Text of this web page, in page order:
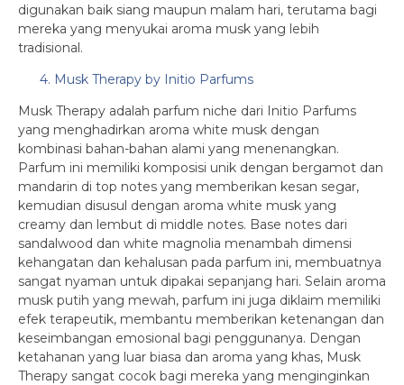
digunakan baik siang maupun malam hari, terutama bagi
mereka yang menyukai aroma musk yang lebih
tradisional.
4. Musk Therapy by Initio Parfums
Musk Therapy adalah parfum niche dari Initio Parfums
yang menghadirkan aroma white musk dengan
kombinasi bahan-bahan alami yang menenangkan.
Parfum ini memiliki komposisi unik dengan bergamot dan
mandarin di top notes yang memberikan kesan segar,
kemudian disusul dengan aroma white musk yang
creamy dan lembut di middle notes. Base notes dari
sandalwood dan white magnolia menambah dimensi
kehangatan dan kehalusan pada parfum ini, membuatnya
sangat nyaman untuk dipakai sepanjang hari. Selain aroma
musk putih yang mewah, parfum ini juga diklaim memiliki
efek terapeutik, membantu memberikan ketenangan dan
keseimbangan emosional bagi penggunanya. Dengan
ketahanan yang luar biasa dan aroma yang khas, Musk
Therapy sangat cocok bagi mereka yang menginginkan